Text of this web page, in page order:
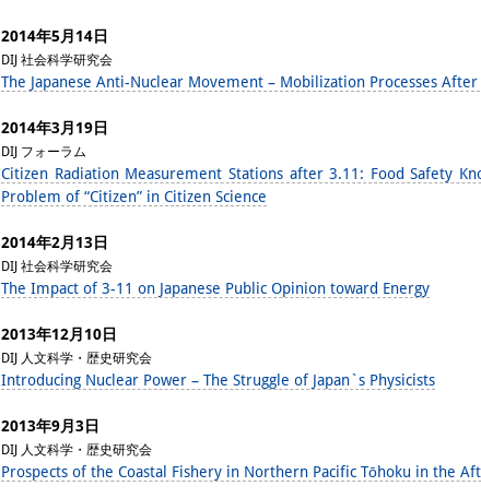
2014年5月14日
DIJ 社会科学研究会
The Japanese Anti-Nuclear Movement – Mobilization Processes
2014年3月19日
DIJ フォーラム
Citizen Radiation Measurement Stations after 3.11: Food Safety
Problem of “Citizen” in Citizen Science
2014年2月13日
DIJ 社会科学研究会
The Impact of 3-11 on Japanese Public Opinion toward Energy
2013年12月10日
DIJ 人文科学・歴史研究会
Introducing Nuclear Power – The Struggle of Japan`s Physicists
2013年9月3日
DIJ 人文科学・歴史研究会
Prospects of the Coastal Fishery in Northern Pacific Tōhoku in the